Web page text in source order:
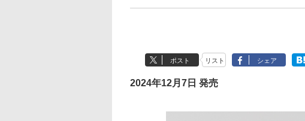
ポスト リスト シェア
2024年12月7日 発売